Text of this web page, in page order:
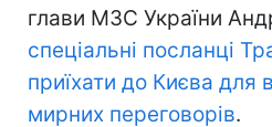
глави МЗС України
спеціальні посланці
приїхати до Києва для
мирних переговорів.